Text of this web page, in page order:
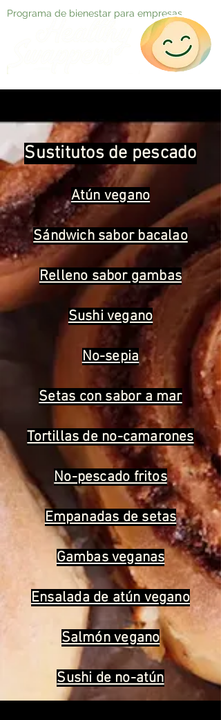
Programa de bienestar para empresas
Sustitutos de pescado
Atún vegano
Sándwich sabor bacalao
Relleno sabor gambas
Sushi vegano
No-sepia
Setas con sabor a mar
Tortillas de no-camarones
No-pescado fritos
Empanadas de setas
Gambas veganas
Ensalada de atún vegano
Salmón vegano
Sushi de no-atún